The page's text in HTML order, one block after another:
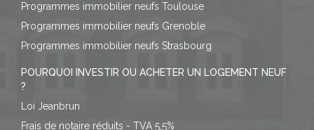
Programmes immobilier neufs Toulouse
Programmes immobilier neufs Grenoble
Programmes immobilier neufs Strasbourg
POURQUOI INVESTIR OU ACHETER UN LOGEMENT NEUF
?
Loi Jeanbrun
Frais de notaire réduits - TVA 5,5%